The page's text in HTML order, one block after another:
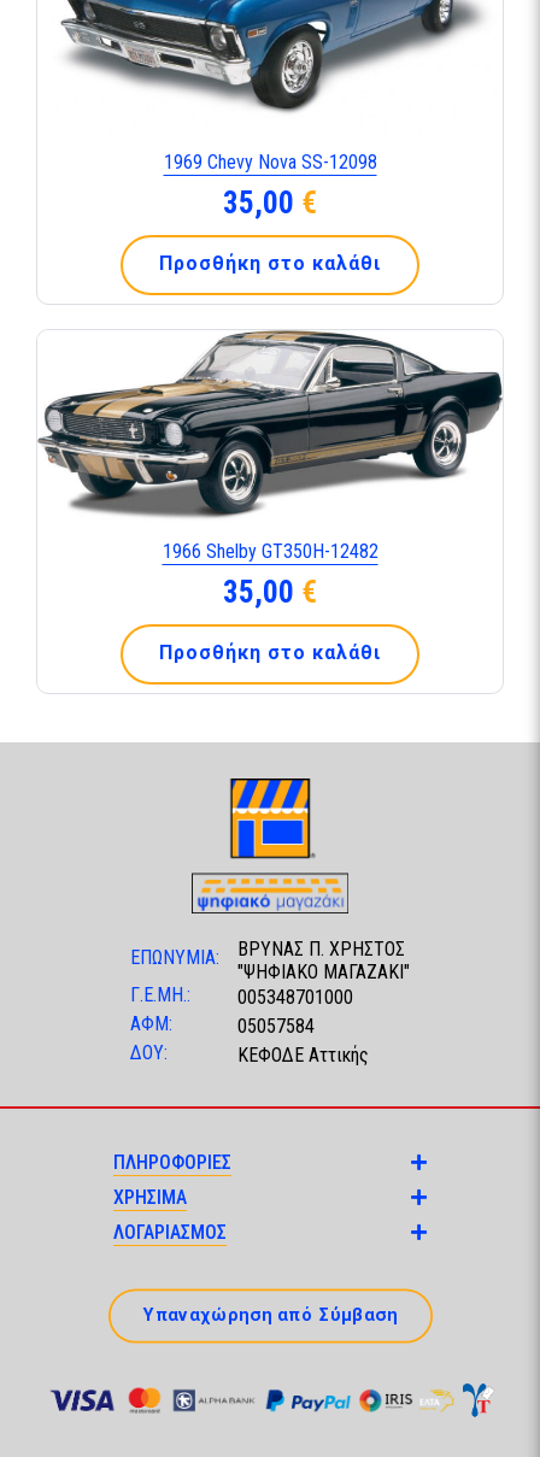
1969 Chevy Nova SS-12098
35,00 €
Προσθήκη στο καλάθι
1966 Shelby GT350H-12482
35,00 €
Προσθήκη στο καλάθι
ΕΠΩΝΥΜΙΑ:
ΒΡΥΝΑΣ Π. ΧΡΗΣΤΟΣ
"ΨΗΦΙΑΚΟ ΜΑΓΑΖΑΚΙ"
Γ.Ε.ΜΗ.:
005348701000
ΑΦΜ:
05057584
ΔΟΥ:
ΚΕΦΟΔΕ Αττικής
ΠΛΗΡΟΦΟΡΙΕΣ
ΧΡΗΣΙΜΑ
ΛΟΓΑΡΙΑΣΜΟΣ
Υπαναχώρηση από Σύμβαση